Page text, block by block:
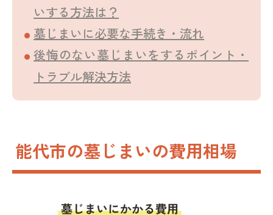
いする方法は？
墓じまいに必要な手続き・流れ
後悔のない墓じまいをするポイント・
トラブル解決方法
能代市の墓じまいの費用相場